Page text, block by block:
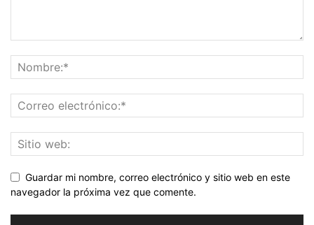
Guardar mi nombre, correo electrónico y sitio web en este
navegador la próxima vez que comente.